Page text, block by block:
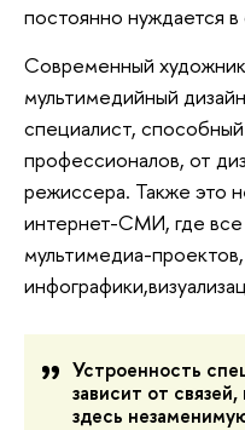
постоянно нуждается в
Современный
мультимедийный
специалист,
профессионалов, от
режиссера. Также это
интернет-СМИ, где
мультимедиа-
Устроенность
зависит от
здесь